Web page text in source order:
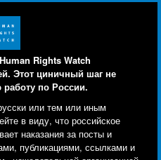
Rights Watch
Этот циничный шаг не
работу по России.
или тем или иным
в виду, что российское
наказания за посты и
публикациями, ссылками и
Карта сайта
34th Floor | New York,NY
preferences
технологии
аналитические
кто посещает